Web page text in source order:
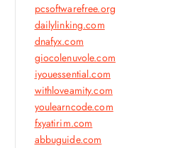
pcsoftwarefree.org
dailylinking.com
dnafyx.com
giocolenuvole.com
iyouessential.com
withloveamity.com
youlearncode.com
fxyatirim.com
abbuguide.com